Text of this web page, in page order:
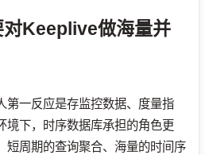
对Keeplive做海量并
第一反应是存监控数据、度量指
境下，时序数据库承担的角色更
短周期的查询聚合、海量的时间序